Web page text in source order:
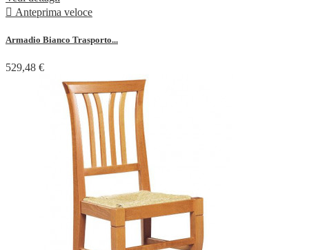
 Anteprima veloce
Armadio Bianco Trasporto...
529,48 €